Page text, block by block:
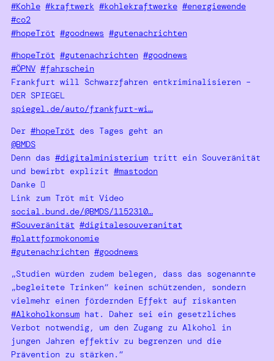
#Kohle #kraftwerk #kohlekraftwerke #energiewende
#co2
#hopeTröt #goodnews #gutenachrichten
#hopeTröt #gutenachrichten #goodnews
#ÖPNV #fahrschein
Frankfurt will Schwarzfahren entkriminalisieren –
DER SPIEGEL
spiegel.de/auto/frankfurt-wi…
Der #hopeTröt des Tages geht an
@BMDS
Denn das #digitalministerium tritt ein Souveränität
und bewirbt explizit #mastodon
Danke 
Link zum Tröt mit Video
social.bund.de/@BMDS/1152310…
#Souveränität #digitalesouveranitat
#plattformokonomie
#gutenachrichten #goodnews
„Studien würden zudem belegen, dass das sogenannte
„begleitete Trinken“ keinen schützenden, sondern
vielmehr einen fördernden Effekt auf riskanten
#Alkoholkonsum hat. Daher sei ein gesetzliches
Verbot notwendig, um den Zugang zu Alkohol in
jungen Jahren effektiv zu begrenzen und die
Prävention zu stärken.“